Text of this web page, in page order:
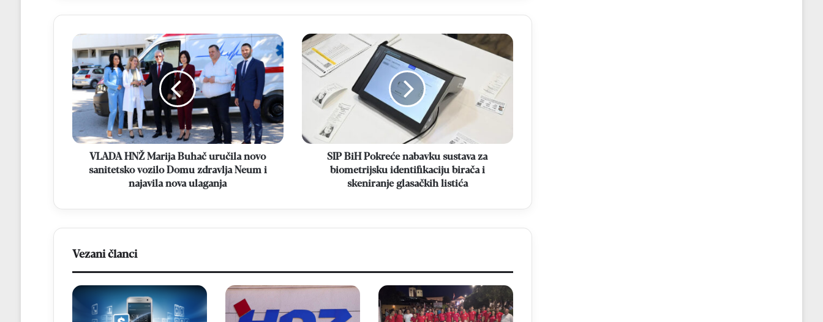
VLADA
HNŽ
Marija
Buhač
uručila
novo
sanitetsko
vozilo
Domu
zdravlja
Neum
nova
VLADA HNŽ Marija Buhač uručila novo
sanitetsko vozilo Domu zdravlja Neum i
najavila nova ulaganja
SIP
BiH
Pokreće
nabavku
sustava
biometrijsku
identifikaciju
birača
skeniranje
SIP BiH Pokreće nabavku sustava za
biometrijsku identifikaciju birača i
skeniranje glasačkih listića
Vezani članci